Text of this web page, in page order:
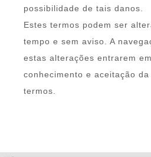
possibilidade de tais danos.
Estes termos podem ser
tempo e sem aviso. A
estas alterações entrarem
conhecimento e aceitação
termos.